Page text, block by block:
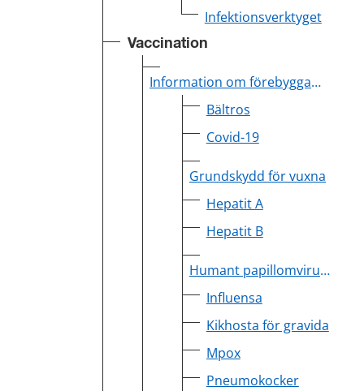
Infektionsverktyget
Vaccination
Information om förebyggande vaccination
Bältros
Covid-19
Grundskydd för vuxna
Hepatit A
Hepatit B
Humant papillomvirus (HPV)
Influensa
Kikhosta för gravida
Mpox
Pneumokocker